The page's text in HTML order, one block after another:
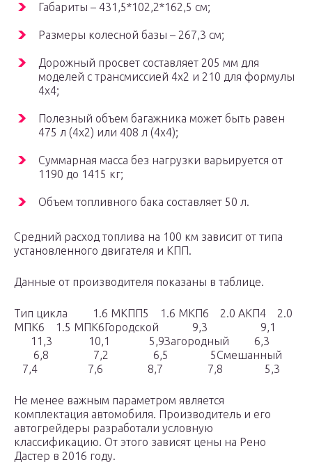
Габариты – 431,5*102,2*162,5 см;
Размеры колесной базы – 267,3 см;
Дорожный просвет составляет 205 мм для
моделей с трансмиссией 4х2 и 210 для формулы
4х4;
Полезный объем багажника может быть равен
475 л (4х2) или 408 л (4х4);
Суммарная масса без нагрузки варьируется от
1190 до 1415 кг;
Объем топливного бака составляет 50 л.
Средний расход топлива на 100 км зависит от типа
установленного двигателя и КПП.
Данные от производителя показаны в таблице.
Тип цикла 1.6 МКПП5 1.6 МКП6 2.0 АКП4 2.0
МПК6 1.5 МПК6Городской 9,3 9,1
11,3 10,1 5,9Загородный 6,3
6,8 7,2 6,5 5Смешанный
7,4 7,6 8,7 7,8 5,3
Не менее важным параметром является
комплектация автомобиля. Производитель и его
автогрейдеры разработали условную
классификацию. От этого зависят цены на Рено
Дастер в 2016 году.